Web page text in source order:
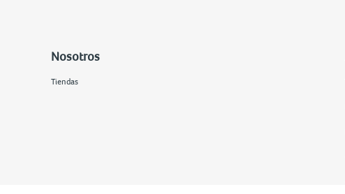
Nosotros
Tiendas